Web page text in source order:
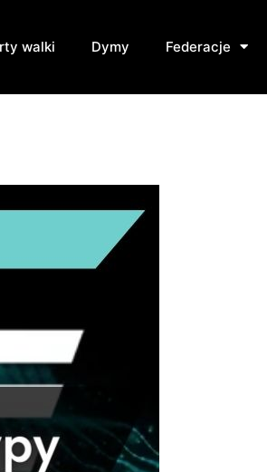
walki Dymy Federacje